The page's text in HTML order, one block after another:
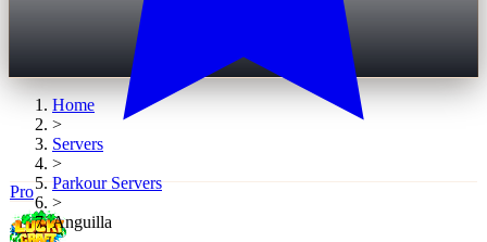
Pro
Home
>
Servers
>
ParkourServers
>
Anguilla